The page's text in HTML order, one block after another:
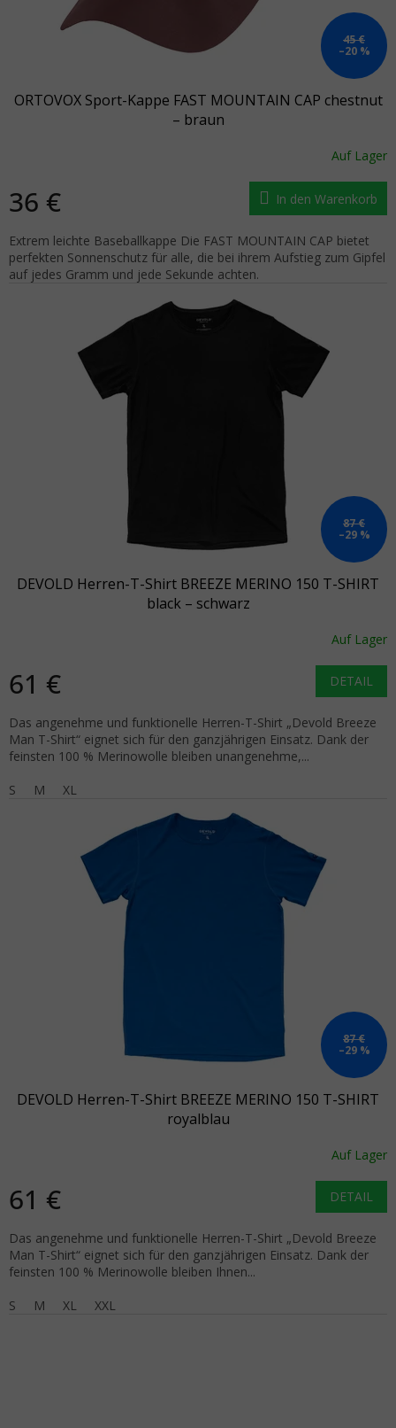
45 €
–20 %
ORTOVOX Sport-Kappe FAST MOUNTAIN CAP chestnut
– braun
Auf Lager
36 € In den Warenkorb
Extrem leichte Baseballkappe Die FAST MOUNTAIN CAP bietet
perfekten Sonnenschutz für alle, die bei ihrem Aufstieg zum Gipfel
auf jedes Gramm und jede Sekunde achten.
87 €
–29 %
DEVOLD Herren-T-Shirt BREEZE MERINO 150 T-SHIRT
black – schwarz
Auf Lager
61 € DETAIL
Das angenehme und funktionelle Herren-T-Shirt „Devold Breeze
Man T-Shirt“ eignet sich für den ganzjährigen Einsatz. Dank der
feinsten 100 % Merinowolle bleiben unangenehme,...
S
M XL
87 €
–29 %
DEVOLD Herren-T-Shirt BREEZE MERINO 150 T-SHIRT
royalblau
Auf Lager
61 € DETAIL
Das angenehme und funktionelle Herren-T-Shirt „Devold Breeze
Man T-Shirt“ eignet sich für den ganzjährigen Einsatz. Dank der
feinsten 100 % Merinowolle bleiben Ihnen...
S
M XL XXL